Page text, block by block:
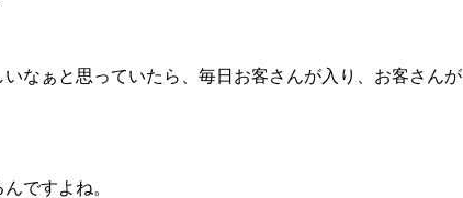
なぁと思っていたら、毎日お客さんが入り、お客さんが
ですよね。